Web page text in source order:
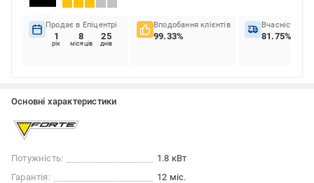
Продає в Епіцентрі
1
рік
8
місяців
25
днів
Вподобання клієнтів
99.33%
Вчасність
81.75%
Основні характеристики
Потужність:
1.8 кВт
Гарантія:
12 міс.